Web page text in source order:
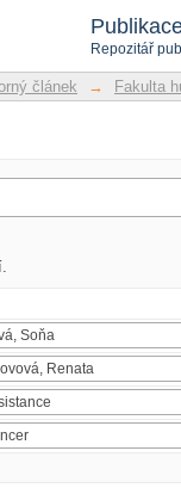
Repozitář
článek → Fakulta